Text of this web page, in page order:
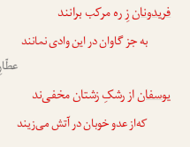
فریدونانزِ ره مرکب برانند
به جز گاوان در این وادی نمانند
یوسفاناز رشکِ زشتان مخفی‌ند
که‌از عدو خوبان در آتش می‌زیند